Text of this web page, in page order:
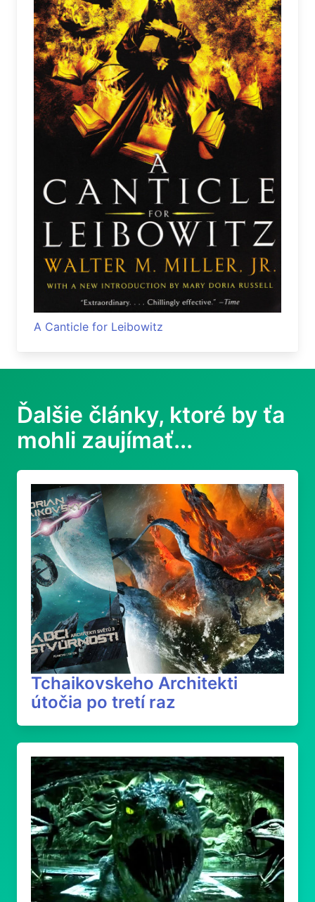
A Canticle for Leibowitz
Ďalšie články, ktoré by ťa
mohli zaujímať...
Tchaikovskeho Architekti
útočia po tretí raz